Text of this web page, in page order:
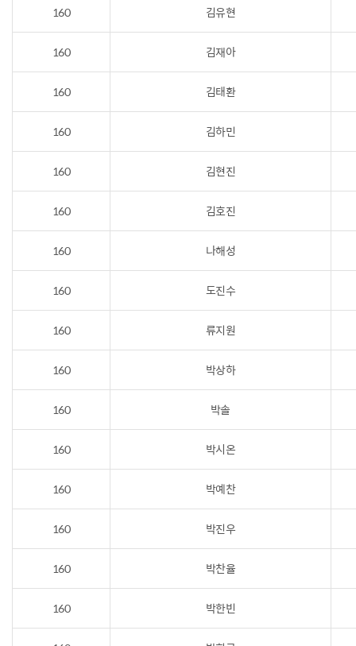
160 김유현
160 김재아
160 김태환
160 김하민
160 김현진
160 김호진
160 나해성
160 도진수
160 류지원
160 박상하
160 박솔
160 박시온
160 박예찬
160 박진우
160 박찬율
160 박한빈